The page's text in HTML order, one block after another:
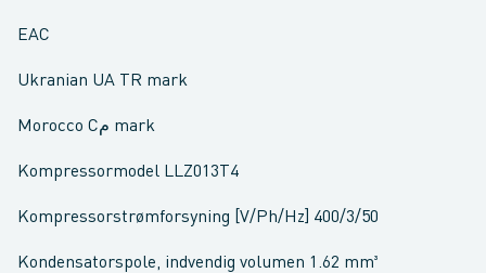
EAC
Ukranian UA TR mark
Morocco Cم mark
Kompressormodel LLZ013T4
Kompressorstrømforsyning [V/Ph/Hz] 400/3/50
Kondensatorspole, indvendig volumen 1.62 mm³